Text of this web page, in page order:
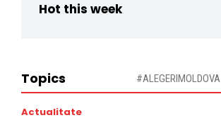
Hot this week
Topics #ALEGERIMOLDOVA
Actualitate